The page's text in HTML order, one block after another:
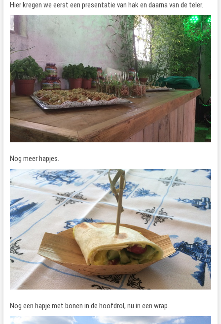
Hier kregen we eerst een presentatie van hak en daarna van de teler.
Nog meer hapjes.
Nog een hapje met bonen in de hoofdrol, nu in een wrap.